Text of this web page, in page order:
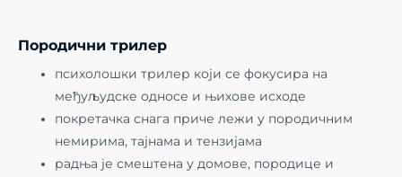
Породични трилер
психолошки трилер који се фокусира на
међуљудске односе и њихове исходе
покретачка снага приче лежи у породичним
немирима, тајнама и тензијама
радња је смештена у домове, породице и